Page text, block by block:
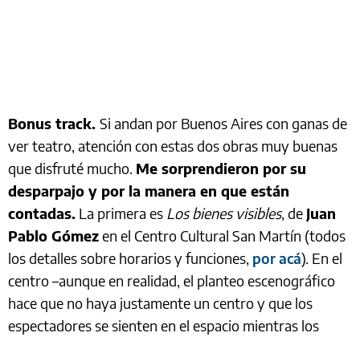
Bonus track. Si andan por Buenos Aires con ganas de
ver teatro, atención con estas dos obras muy buenas
que disfruté mucho. Me sorprendieron por su
desparpajo y por la manera en que están
contadas. La primera es Los bienes visibles, de Juan
Pablo Gómezen el Centro Cultural San Martín (todos
los detalles sobre horarios y funciones, por acá). En el
centro –aunque en realidad, el planteo escenográfico
hace que no haya justamente un centro y que los
espectadores se sienten en el espacio mientras los